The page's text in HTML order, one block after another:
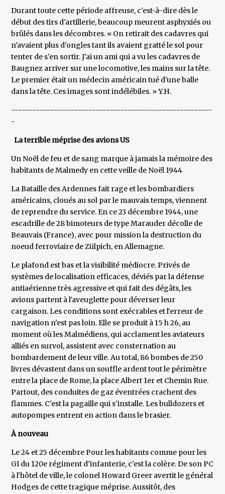
Durant toute cette période affreuse, c'est-à-dire dès le
début des tirs d'artillerie, beaucoup meurent asphyxiés ou
brûlés dans les décombres. « On retirait des cadavres qui
n'avaient plus d'ongles tant ils avaient gratté le sol pour
tenter de s'en sortir. J'ai un ami qui a vu les cadavres de
Baugnez arriver sur une locomotive, les mains sur la tête.
Le premier était un médecin américain tué d'une balle
dans la tête. Ces images sont indélébiles. » Y.H.
---------------------------------------------------------
-
La terrible méprise des avions US
Un Noël de feu et de sang marque à jamais la mémoire des
habitants de Malmedy en cette veille de Noël 1944
La Bataille des Ardennes fait rage et les bombardiers
américains, cloués au sol par le mauvais temps, viennent
de reprendre du service. En ce 23 décembre 1944, une
escadrille de 28 bimoteurs de type Marauder décolle de
Beauvais (France), avec pour mission la destruction du
noeud ferroviaire de Zülpich, en Allemagne.
Le plafond est bas et la visibilité médiocre. Privés de
systèmes de localisation efficaces, déviés par la défense
antiaérienne très agressive et qui fait des dégâts, les
avions partent à l'aveuglette pour déverser leur
cargaison. Les conditions sont exécrables et l'erreur de
navigation n'est pas loin. Elle se produit à 15 h 26, au
moment où les Malmédiens, qui acclament les aviateurs
alliés en survol, assistent avec consternation au
bombardement de leur ville. Au total, 86 bombes de 250
livres dévastent dans un souffle ardent tout le périmètre
entre la place de Rome, la place Albert 1er et Chemin Rue.
Partout, des conduites de gaz éventrées crachent des
flammes. C'est la pagaille qui s'installe. Les bulldozers et
autopompes entrent en action dans le brasier.
À nouveau
Le 24 et 25 décembre Pour les habitants comme pour les
GI du 120e régiment d'infanterie, c'est la colère. De son PC
à l'hôtel de ville, le colonel Howard Greer avertit le général
Hodges de cette tragique méprise. Aussitôt, des